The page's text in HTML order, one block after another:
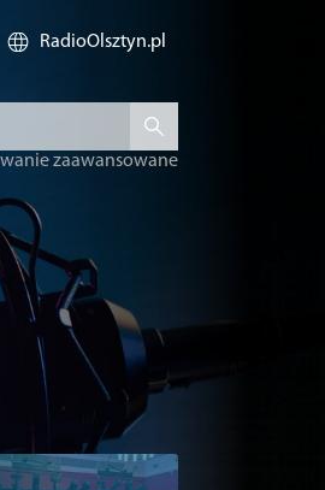
RadioOlsztyn.pl
zaawansowane